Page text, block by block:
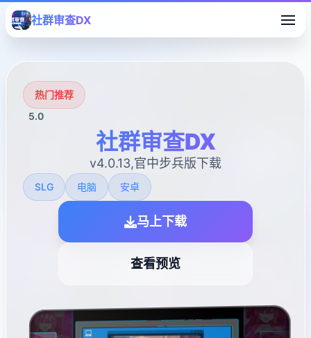
社群审查DX
热门推荐
5.0
社群审查DX
v4.0.13,官中步兵版下载
SLG 电脑 安卓
马上下载
查看预览